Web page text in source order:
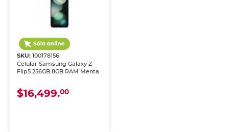
SKU:100178156
Celular Samsung Galaxy Z
Flip5 256GB 8GB RAM Menta
$16,499.00